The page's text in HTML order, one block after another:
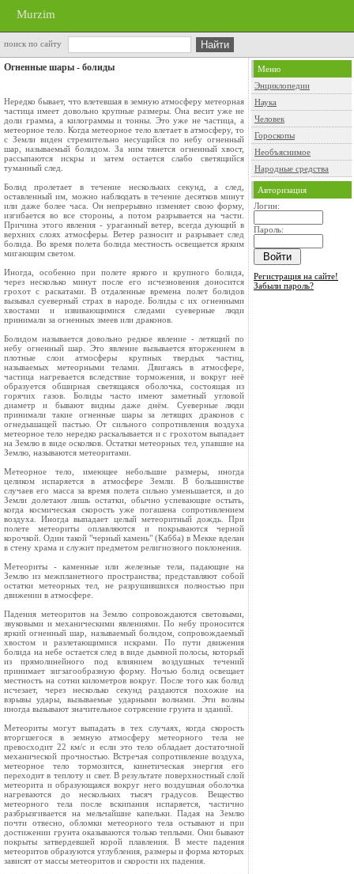
Murzim
поиск по сайту
Огненные шары - болиды
Нередко бывает, что влетевшая в земную атмосферу метеорная
частица имеет довольно крупные размеры. Она весит уже не
доли грамма, а килограммы и тонны. Это уже не частица, а
метеорное тело. Когда метеорное тело влетает в атмосферу, то
с Земли виден стремительно несущийся по небу огненный
шар, называемый болидом. За ним тянется огненный хвост,
рассыпаются искры и затем остается слабо светящийся
туманный след.
Болид пролетает в течение нескольких секунд, а след,
оставленный им, можно наблюдать в течение десятков минут
или даже более часа. Он непрерывно изменяет свою форму,
изгибается во все стороны, а потом разрывается на части.
Причина этого явления - ураганный ветер, всегда дующий в
верхних слоях атмосферы. Ветер разносит и разрывает след
болида. Во время полета болида местность освещается ярким
мигающим светом.
Иногда, особенно при полете яркого и крупного болида,
через несколько минут после его исчезновения доносится
грохот с раскатами. В отдаленные времена полет болидов
вызывал суеверный страх в народе. Болиды с их огненными
хвостами и извивающимися следами суеверные люди
принимали за огненных змеев или драконов.
Болидом называется довольно редкое явление - летящий по
небу огненный шар. Это явление вызывается вторжением в
плотные слои атмосферы крупных твердых частиц,
называемых метеорными телами. Двигаясь в атмосфере,
частица нагревается вследствие торможения, и вокруг неё
образуется обширная светящаяся оболочка, состоящая из
горячих газов. Болиды часто имеют заметный угловой
диаметр и бывают видны даже днём. Суеверные люди
принимали такие огненные шары за летящих драконов с
огнедышащей пастью. От сильного сопротивления воздуха
метеорное тело нередко раскалывается и с грохотом выпадает
на Землю в виде осколков. Остатки метеорных тел, упавшие на
Землю, называются метеоритами.
Метеорное тело, имеющее небольшие размеры, иногда
целиком испаряется в атмосфере Земли. В большинстве
случаев его масса за время полета сильно уменьшается, и до
Земли долетают лишь остатки, обычно успевающие остыть,
когда космическая скорость уже погашена сопротивлением
воздуха. Иногда выпадает целый метеоритный дождь. При
полете метеориты оплавляются и покрываются черной
корочкой. Один такой "черный камень" (Кабба) в Мекке вделан
в стену храма и служит предметом религиозного поклонения.
Метеориты - каменные или железные тела, падающие на
Землю из межпланетного пространства; представляют собой
остатки метеорных тел, не разрушившихся полностью при
движении в атмосфере.
Падения метеоритов на Землю сопровождаются световыми,
звуковыми и механическими явлениями. По небу проносится
яркий огненный шар, называемый болидом, сопровождаемый
хвостом и разлетающимися искрами. По пути движения
болида на небе остается след в виде дымной полосы, который
из прямолинейного под влиянием воздушных течений
принимает зигзагообразную форму. Ночью болид освещает
местность на сотни километров вокруг. После того как болид
исчезает, через несколько секунд раздаются похожие на
взрывы удары, вызываемые ударными волнами. Эти волны
иногда вызывают значительное сотрясение грунта и зданий.
Метеориты могут выпадать в тех случаях, когда скорость
вторгшегося в земную атмосферу метеорного тела не
превосходит 22 км/с и если это тело обладает достаточной
механической прочностью. Встречая сопротивление воздуха,
метеорное тело тормозится, кинетическая энергия его
переходит в теплоту и свет. В результате поверхностный слой
метеорита и образующаяся вокруг него воздушная оболочка
нагреваются до нескольких тысяч градусов. Вещество
метеорного тела после вскипания испаряется, частично
разбрызгивается на мельчайшие капельки. Падая на Землю
почти отвесно, обломки метеорного тела остывают и при
достижении грунта оказываются только теплыми. Они бывают
покрыты затвердевшей корой плавления. В месте падения
метеоритов образуются углубления, размеры и форма которых
зависят от массы метеоритов и скорости их падения.
Меню
Энциклопедии
Наука
Человек
Гороскопы
Необъяснимое
Народные средства
Авторизация
Логин:
Пароль:
Регистрация на сайте!
Забыли пароль?